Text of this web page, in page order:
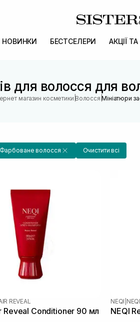
НОВИНКИ БЕСТСЕЛЕРИ АКЦІЇ
для волосся для
магазин косметики |Волосся |Мініатюри
Фарбоване волосся Очистити всі
REVEAL
Reveal Conditioner 90 мл
NEQI
NEQI